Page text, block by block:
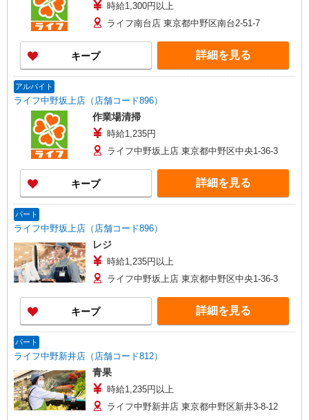
時給1,300円以上
ライフ南台店 東京都中野区南台2-51-7
キープ 詳細を見る
アルバイト
ライフ中野坂上店（店舗コード896）
作業場清掃
時給1,235円
ライフ中野坂上店 東京都中野区中央1-36-3
キープ 詳細を見る
パート
ライフ中野坂上店（店舗コード896）
レジ
時給1,235円以上
ライフ中野坂上店 東京都中野区中央1-36-3
キープ 詳細を見る
パート
ライフ中野新井店（店舗コード812）
青果
時給1,235円以上
ライフ中野新井店 東京都中野区新井3-8-12